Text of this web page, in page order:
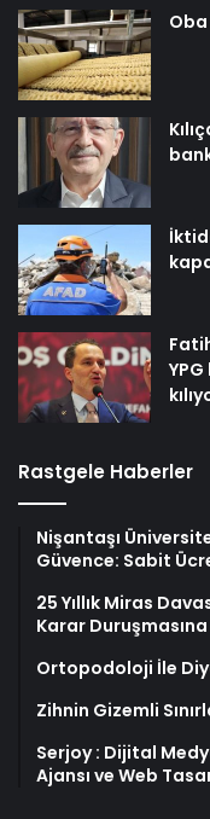
Rastgele Haberler
Nişantaşı
Güvence: Sabit
25 Yıllık Miras
Karar
Ortopodoloji İle
Zihnin Gizemli
Serjoy : Dijital
Ajansı ve Web